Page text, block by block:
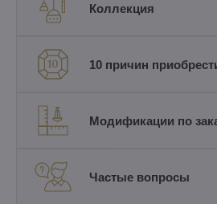
Коллекция
10 причин
Модификации по
Частые вопросы